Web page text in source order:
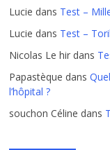
Lucie dans Test –
Lucie dans Test –
Nicolas Le hir dans
Papastèque dans
l’hôpital ?
souchon Céline dans